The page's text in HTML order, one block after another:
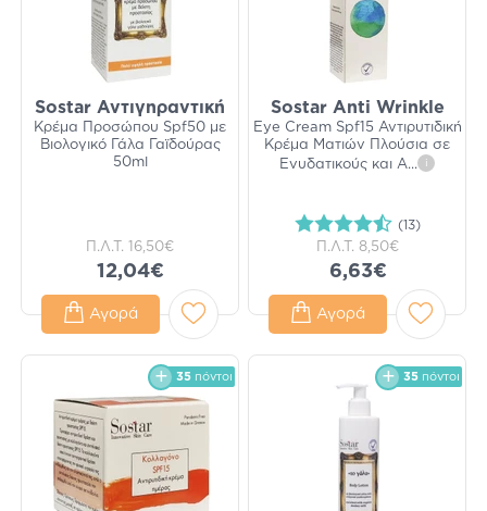
Sostar Αντιγηραντική
Κρέμα Προσώπου Spf50 με
Βιολογικό Γάλα Γαϊδούρας
50ml
Π.Λ.Τ. 16,50€
12,04€
Αγορά
Sostar Anti Wrinkle
Eye Cream Spf15 Αντιρυτιδική
Κρέμα Ματιών Πλούσια σε
Ενυδατικούς και Α... i
(13)
Π.Λ.Τ. 8,50€
6,63€
Αγορά
35 πόντοι 35 πόντοι